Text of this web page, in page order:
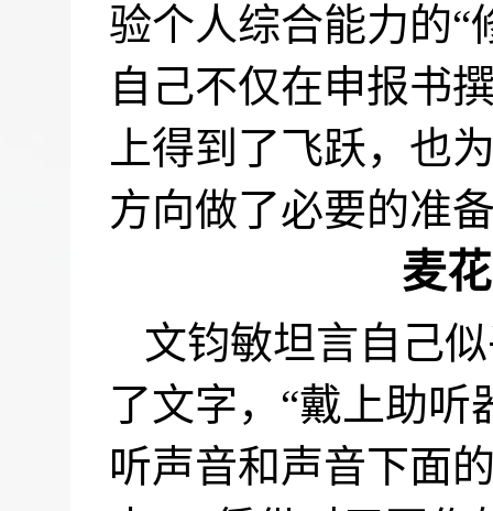
验个人综合能力的“
自己不仅在申报书
上得到了飞跃，也
方向做了必要的准
麦
文钧敏坦言自己
了文字，“戴上助
听声音和声音下面